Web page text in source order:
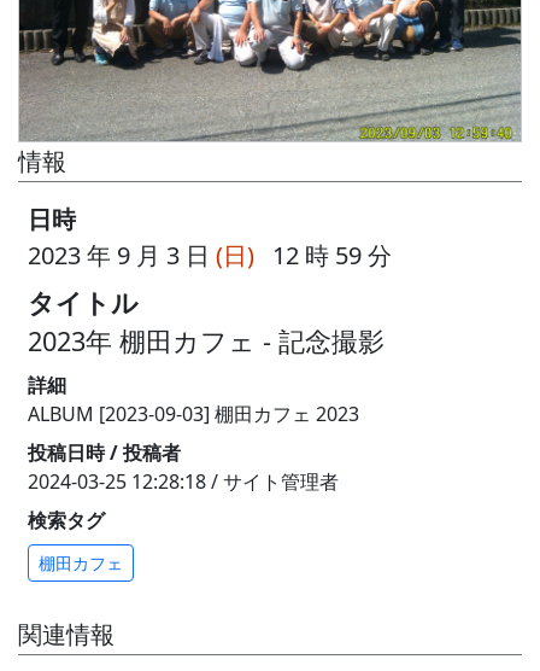
情報
日時
2023 年 9 月 3 日 (日) 12 時 59 分
タイトル
2023年 棚田カフェ - 記念撮影
詳細
ALBUM [2023-09-03] 棚田カフェ 2023
投稿日時 / 投稿者
2024-03-25 12:28:18 / サイト管理者
検索タグ
棚田カフェ
関連情報